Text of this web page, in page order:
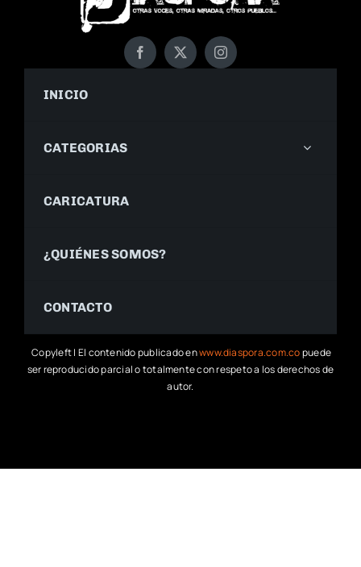
INICIO
CATEGORIAS
CARICATURA
¿QUIÉNES SOMOS?
CONTACTO
Copyleft | El contenido publicado enwww.diaspora.com.copuede
ser reproducido parcial o totalmente con respeto a los derechos de
autor.